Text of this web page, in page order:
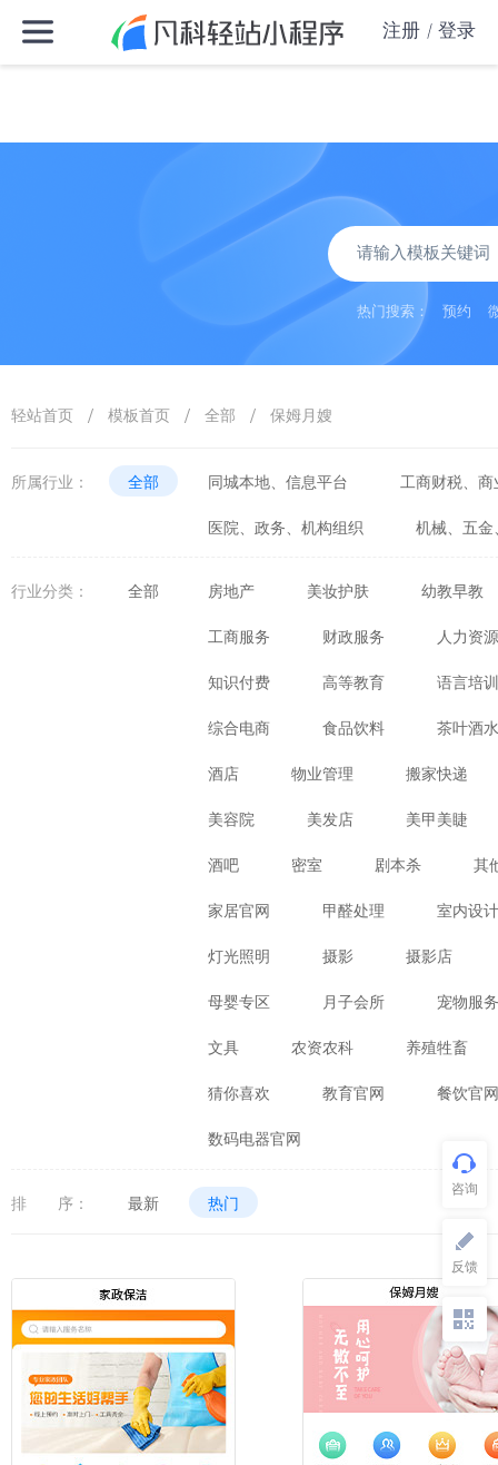
注册 登录
热门搜索： 预约
轻站首页 / 模板首页 / 全部 / 保姆月嫂
所属行业： 全部 同城本地、信息平台 工商财税、
医院、政务、机构组织 机械、五
行业分类： 全部 房地产 美妆护肤 幼教早教
工商服务 财政服务 人力资源
知识付费 高等教育 语言培训
综合电商 食品饮料 茶叶酒水
酒店 物业管理 搬家快递
美容院 美发店 美甲美睫
酒吧 密室 剧本杀 其
家居官网 甲醛处理 室内设计
灯光照明 摄影 摄影店
母婴专区 月子会所 宠物服务
文具 农资农科 养殖牲畜
猜你喜欢 教育官网 餐饮官网
数码电器官网
排 序： 最新 热门